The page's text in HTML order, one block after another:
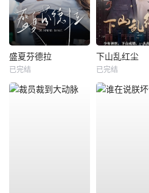
盛夏芬德拉
已完结
下山乱红尘
已完结